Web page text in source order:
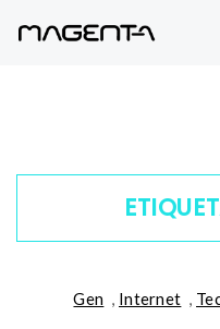
Gen , Internet ,